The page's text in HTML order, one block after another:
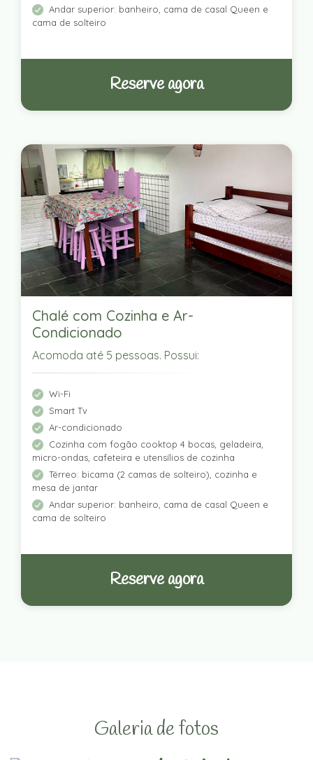
Andar superior: banheiro, cama de casal Queen e
cama de solteiro
Reserve agora
Chalé com Cozinha e Ar-
Condicionado
Acomoda até 5 pessoas. Possui:
Wi-Fi
Smart Tv
Ar-condicionado
Cozinha com fogão cooktop 4 bocas, geladeira,
micro-ondas, cafeteira e utensílios de cozinha
Térreo: bicama (2 camas de solteiro), cozinha e
mesa de jantar
Andar superior: banheiro, cama de casal Queen e
cama de solteiro
Reserve agora
Galeria de fotos